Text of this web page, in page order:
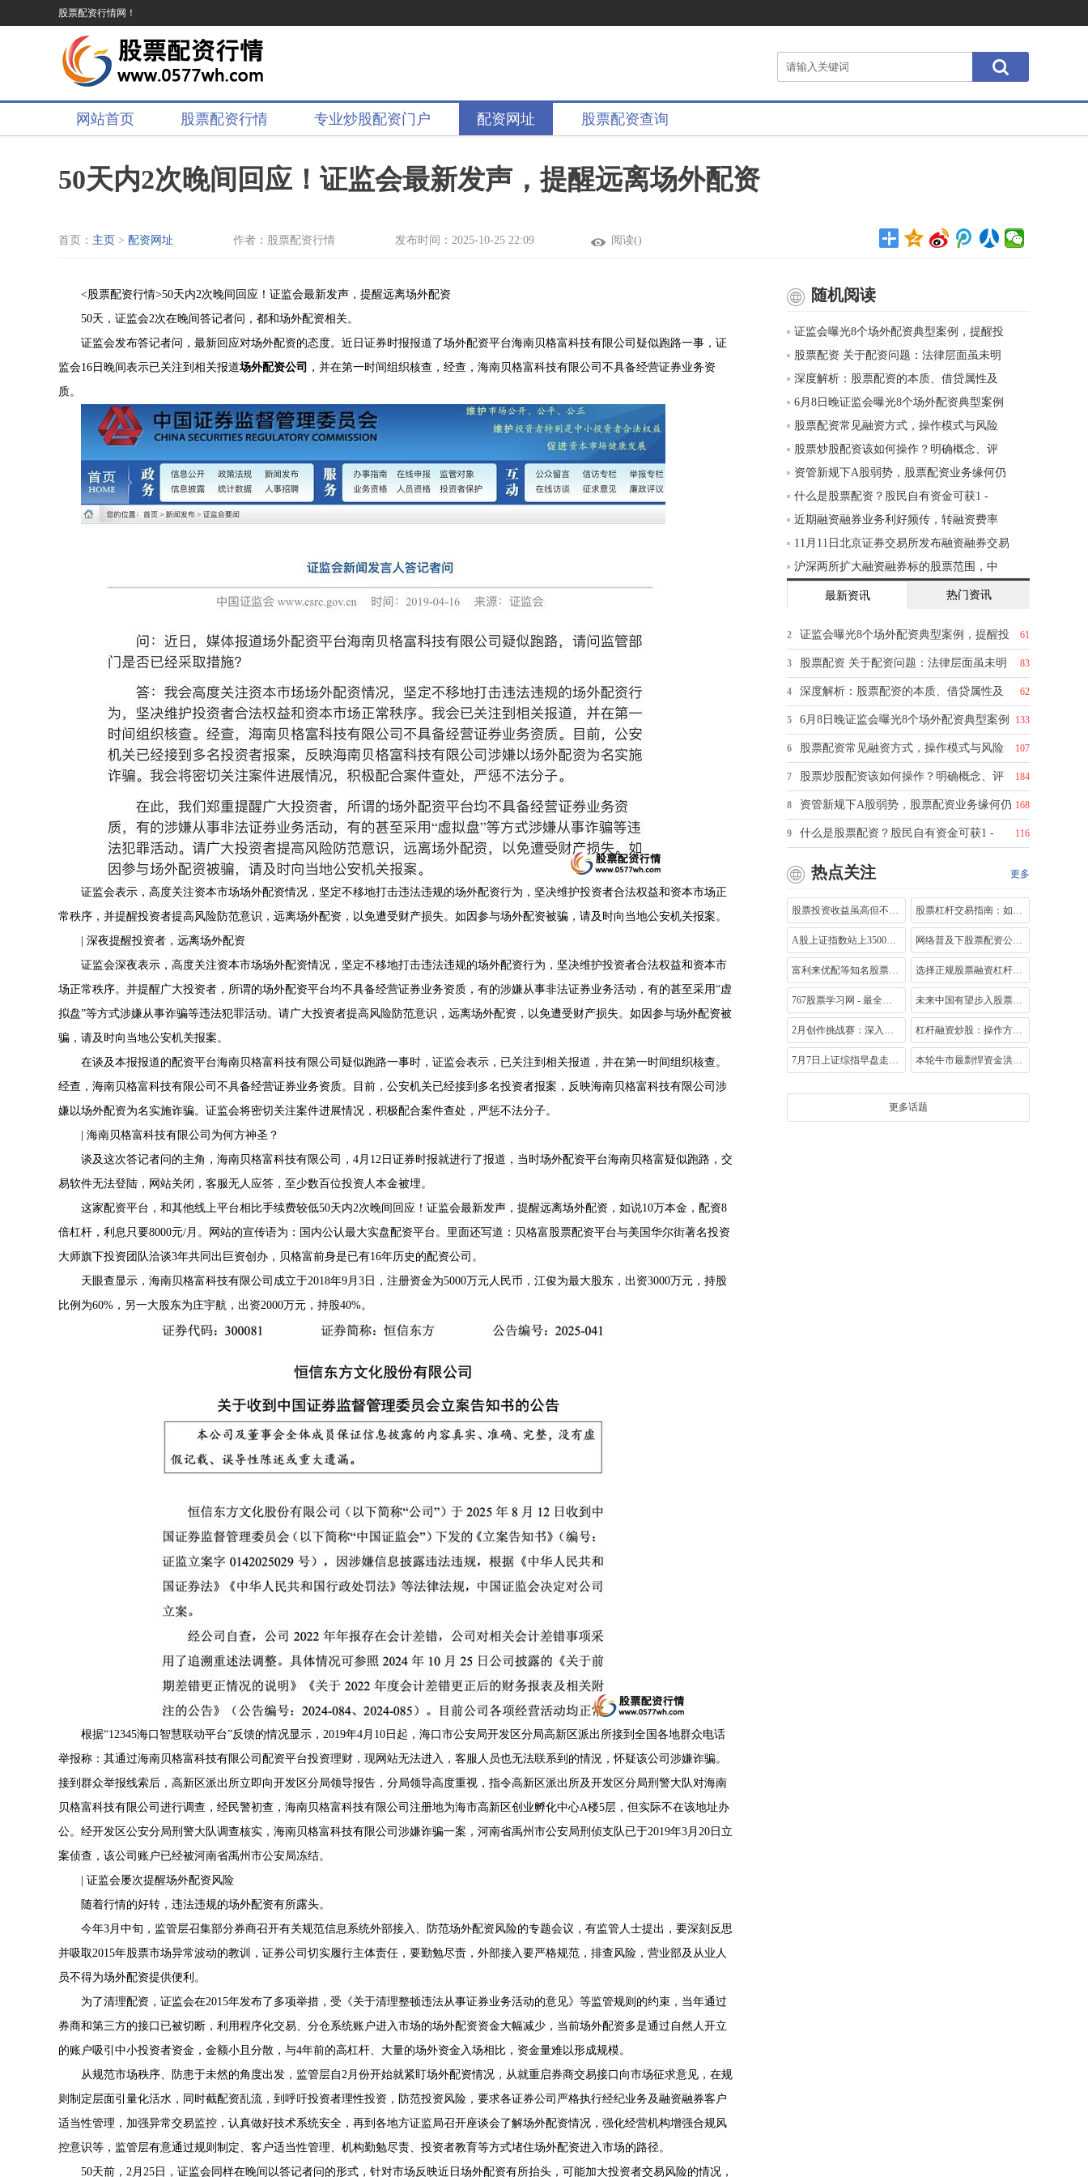
股票配资行情网！
网站首页 股票配资行情 专业炒股配资门户 配资网址 股票配资查询
50天内2次晚间回应！证监会最新发声，提醒远离场外配资
首页： 主页 > 配资网址 作者：股票配资行情 发布时间：2025-10-25 22:09 阅读()
<股票配资行情>50天内2次晚间回应！证监会最新发声，提醒远离场外配资
50天，证监会2次在晚间答记者问，都和场外配资相关。
证监会发布答记者问，最新回应对场外配资的态度。近日证券时报报道了场外配资平台海南贝格富科技有限公司疑似跑路一事，证
监会16日晚间表示已关注到相关报道场外配资公司
，并在第一时间组织核查，经查，海南贝格富科技有限公司不具备经营证券业务资
质。
证监会表示，高度关注资本市场场外配资情况，坚定不移地打击违法违规的场外配资行为，坚决维护投资者合法权益和资本市场正
常秩序，并提醒投资者提高风险防范意识，远离场外配资，以免遭受财产损失。如因参与场外配资被骗，请及时向当地公安机关报案。
| 深夜提醒投资者，远离场外配资
证监会深夜表示，高度关注资本市场场外配资情况，坚定不移地打击违法违规的场外配资行为，坚决维护投资者合法权益和资本市
场正常秩序。并提醒广大投资者，所谓的场外配资平台均不具备经营证券业务资质，有的涉嫌从事非法证券业务活动，有的甚至采用“虚
拟盘”等方式涉嫌从事诈骗等违法犯罪活动。请广大投资者提高风险防范意识，远离场外配资，以免遭受财产损失。如因参与场外配资被
骗，请及时向当地公安机关报案。
在谈及本报报道的配资平台海南贝格富科技有限公司疑似跑路一事时，证监会表示，已关注到相关报道，并在第一时间组织核查。
经查，海南贝格富科技有限公司不具备经营证券业务资质。目前，公安机关已经接到多名投资者报案，反映海南贝格富科技有限公司涉
嫌以场外配资为名实施诈骗。证监会将密切关注案件进展情况，积极配合案件查处，严惩不法分子。
| 海南贝格富科技有限公司为何方神圣？
谈及这次答记者问的主角，海南贝格富科技有限公司，4月12日证券时报就进行了报道，当时场外配资平台海南贝格富疑似跑路，交
易软件无法登陆，网站关闭，客服无人应答，至少数百位投资人本金被埋。
这家配资平台，和其他线上平台相比手续费较低50天内2次晚间回应！证监会最新发声，提醒远离场外配资，如说10万本金，配资8
倍杠杆，利息只要8000元/月。网站的宣传语为：国内公认最大实盘配资平台。里面还写道：贝格富股票配资平台与美国华尔街著名投资
大师旗下投资团队洽谈3年共同出巨资创办，贝格富前身是已有16年历史的配资公司。
天眼查显示，海南贝格富科技有限公司成立于2018年9月3日，注册资金为5000万元人民币，江俊为最大股东，出资3000万元，持股
比例为60%，另一大股东为庄宇航，出资2000万元，持股40%。
根据“12345海口智慧联动平台”反馈的情况显示，2019年4月10日起，海口市公安局开发区分局高新区派出所接到全国各地群众电话
举报称：其通过海南贝格富科技有限公司配资平台投资理财，现网站无法进入，客服人员也无法联系到的情況，怀疑该公司涉嫌诈骗。
接到群众举报线索后，高新区派出所立即向开发区分局领导报告，分局领导高度重视，指令高新区派出所及开发区分局刑警大队对海南
贝格富科技有限公司进行调查，经民警初查，海南贝格富科技有限公司注册地为海市高新区创业孵化中心A楼5层，但实际不在该地址办
公。经开发区公安分局刑警大队调查核实，海南贝格富科技有限公司涉嫌诈骗一案，河南省禹州市公安局刑侦支队已于2019年3月20日立
案侦查，该公司账户已经被河南省禹州市公安局冻结。
| 证监会屡次提醒场外配资风险
随着行情的好转，违法违规的场外配资有所露头。
今年3月中旬，监管层召集部分券商召开有关规范信息系统外部接入、防范场外配资风险的专题会议，有监管人士提出，要深刻反思
并吸取2015年股票市场异常波动的教训，证券公司切实履行主体责任，要勤勉尽责，外部接入要严格规范，排查风险，营业部及从业人
员不得为场外配资提供便利。
为了清理配资，证监会在2015年发布了多项举措，受《关于清理整顿违法从事证券业务活动的意见》等监管规则的约束，当年通过
券商和第三方的接口已被切断，利用程序化交易、分仓系统账户进入市场的场外配资资金大幅减少，当前场外配资多是通过自然人开立
的账户吸引中小投资者资金，金额小且分散，与4年前的高杠杆、大量的场外资金入场相比，资金量难以形成规模。
从规范市场秩序、防患于未然的角度出发，监管层自2月份开始就紧盯场外配资情况，从就重启券商交易接口向市场征求意见，在规
则制定层面引量化活水，同时截配资乱流，到呼吁投资者理性投资，防范投资风险，要求各证券公司严格执行经纪业务及融资融券客户
适当性管理，加强异常交易监控，认真做好技术系统安全，再到各地方证监局召开座谈会了解场外配资情况，强化经营机构增强合规风
控意识等，监管层有意通过规则制定、客户适当性管理、机构勤勉尽责、投资者教育等方式堵住场外配资进入市场的路径。
50天前，2月25日，证监会同样在晚间以答记者问的形式，针对市场反映近日场外配资有所抬头，可能加大投资者交易风险的情况，
随机阅读
证监会曝光8个场外配资典型案例，提醒投
股票配资 关于配资问题：法律层面虽未明
深度解析：股票配资的本质、借贷属性及
6月8日晚证监会曝光8个场外配资典型案例
股票配资常见融资方式，操作模式与风险
股票炒股配资该如何操作？明确概念、评
资管新规下A股弱势，股票配资业务缘何仍
什么是股票配资？股民自有资金可获1 -
近期融资融券业务利好频传，转融资费率
11月11日北京证券交易所发布融资融券交易
沪深两所扩大融资融券标的股票范围，中
最新资讯 热门资讯
2 61
证监会曝光8个场外配资典型案例，提醒投
3 83
股票配资 关于配资问题：法律层面虽未明
4 62
深度解析：股票配资的本质、借贷属性及
5 133
6月8日晚证监会曝光8个场外配资典型案例
6 107
股票配资常见融资方式，操作模式与风险
7 184
股票炒股配资该如何操作？明确概念、评
8 168
资管新规下A股弱势，股票配资业务缘何仍
9 116
什么是股票配资？股民自有资金可获1 -
更多
热点关注
股票投资收益虽高但不易赚钱，靠分红稳 股票杠杆交易指南：如何申请杠杆及所需
A股上证指数站上3500点，场内投资者为何 网络普及下股票配资公司真安全吗？为您
富利来优配等知名股票配资平台及合规选 选择正规股票融资杠杆平台的要点：合法
767股票学习网 - 最全面的股票入门基础知 未来中国有望步入股票投资时代，居民财
2月创作挑战赛：深入剖析股市加杠杆的操 杠杆融资炒股：操作方法、风险控制及相
7月7日上证综指早盘走势及场外配资成热 本轮牛市最剽悍资金洪流：高杠杆配资的
更多话题